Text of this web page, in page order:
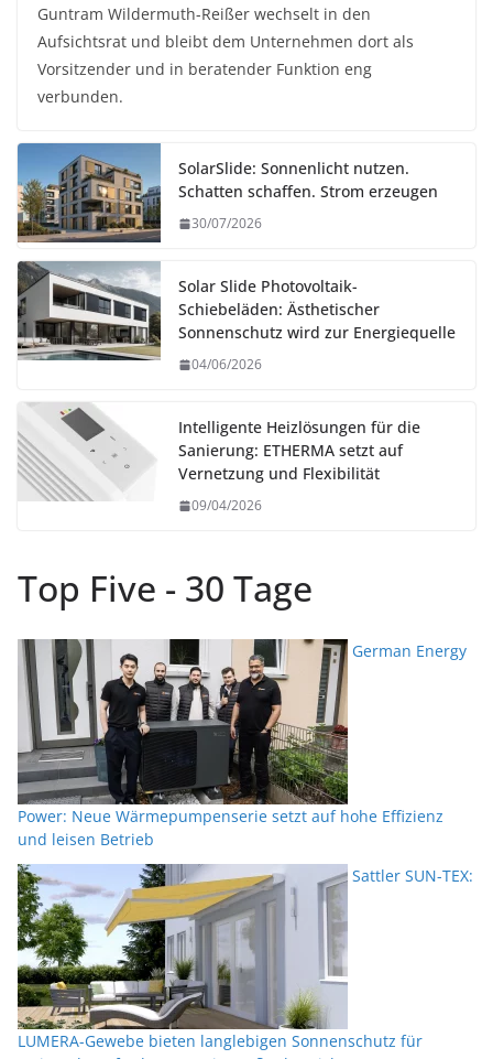
Guntram Wildermuth-Reißer wechselt in den
Aufsichtsrat und bleibt dem Unternehmen dort als
Vorsitzender und in beratender Funktion eng
verbunden.
SolarSlide: Sonnenlicht nutzen.
Schatten schaffen. Strom erzeugen
30/07/2026
Solar Slide Photovoltaik-
Schiebeläden: Ästhetischer
Sonnenschutz wird zur Energiequelle
04/06/2026
Intelligente Heizlösungen für die
Sanierung: ETHERMA setzt auf
Vernetzung und Flexibilität
09/04/2026
Top Five - 30 Tage
German Energy
Power: Neue Wärmepumpenserie setzt auf hohe Effizienz
und leisen Betrieb
Sattler SUN-TEX:
LUMERA-Gewebe bieten langlebigen Sonnenschutz für